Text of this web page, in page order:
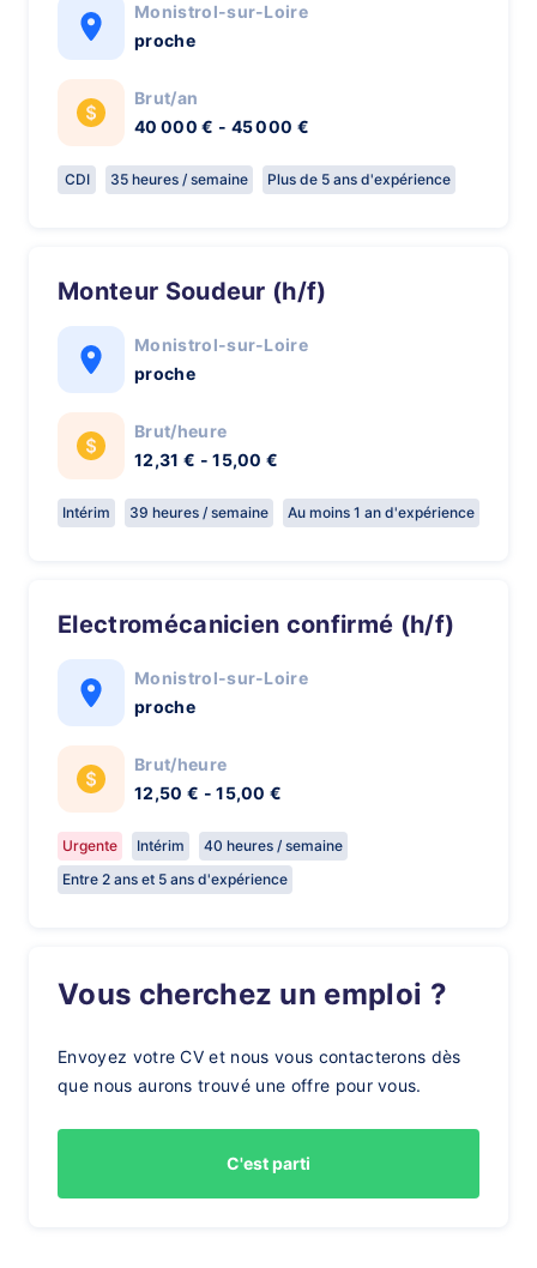
Monistrol-sur-Loire
proche
Brut/an
40 000 € - 45 000 €
CDI 35 heures / semaine Plus de 5 ans d'expérience
Monteur Soudeur (h/f)
Monistrol-sur-Loire
proche
Brut/heure
12,31 € - 15,00 €
Intérim 39 heures / semaine Au moins 1 an d'expérience
Electromécanicien confirmé (h/f)
Monistrol-sur-Loire
proche
Brut/heure
12,50 € - 15,00 €
Urgente Intérim
40 heures / semaine
Entre 2 ans et 5 ans d'expérience
Vous cherchez un emploi ?
Envoyez votre CV et nous vous contacterons dès
que nous aurons trouvé une offre pour vous.
C'est parti